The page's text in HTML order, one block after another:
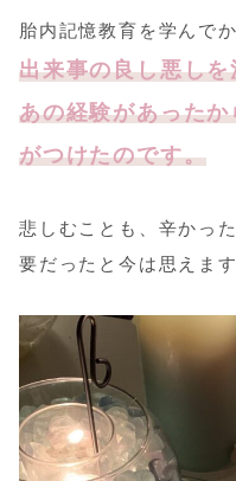
胎内記憶教育を学んで
出来事の良し悪し
あの経験があった
がつけたのです。
悲しむことも、辛かっ
要だったと今は思えます